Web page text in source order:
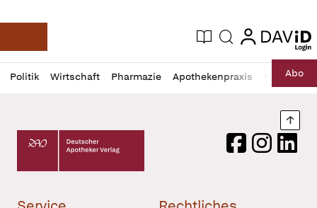
Deutsche Apotheker Zeitung
Aktuelle Ausgabe
Suche login
login
Politik Wirtschaft Pharmazie Apothekenpraxis RechtAbo
Profil
öffnen
Daz
Pur
Deutscher Apotheker Verlag Logo
FacebookInstagram